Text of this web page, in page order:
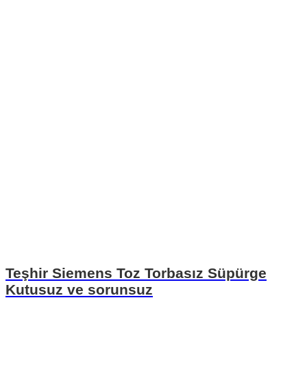
Teşhir Siemens Toz Torbasız Süpürge
Kutusuz ve sorunsuz